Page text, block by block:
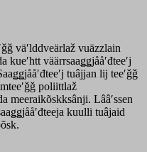
väʹlddveärlaž vuäzzlain
kueʹhtt väärrsaaǥǥjååʹđteeʹj
tuâjjan lij teeʹǧǧ
poliittlaž
meeraikõskksânji. Lââʹssen
kuulli tuâjaid